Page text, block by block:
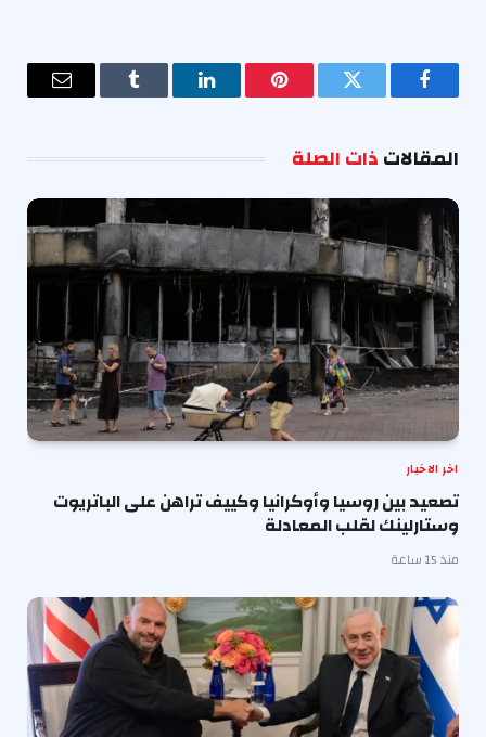
فيسبوك تويتر بينتيريستلينكدإن Tumblr
البريد
المقالاتذات الصلة
اخر الاخبار
تصعيد بين روسيا وأوكرانيا وكييف تراهن على الباتريوت
وستارلينك لقلب المعادلة
منذ 15 ساعة